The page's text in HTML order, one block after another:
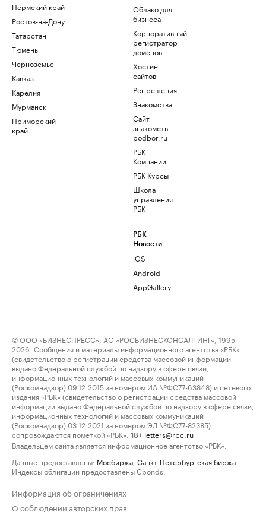
Пермский край
Ростов-на-Дону
Татарстан
Тюмень
Черноземье
Кавказ
Карелия
Мурманск
Приморский
край
Облако для
бизнеса
Корпоративный
регистратор
доменов
Хостинг
сайтов
Рег.решения
Знакомства
Сайт
знакомств
podbor.ru
РБК
Компании
РБК Курсы
Школа
управления
РБК
РБК
Новости
iOS
Android
AppGallery
© ООО «БИЗНЕСПРЕСС», АО «РОСБИЗНЕСКОНСАЛТИНГ», 1995–
2026. Сообщения и материалы информационного агентства «РБК»
(свидетельство о регистрации средства массовой информации
выдано Федеральной службой по надзору в сфере связи,
информационных технологий и массовых коммуникаций
(Роскомнадзор) 09.12.2015 за номером ИА №ФС77-63848) и сетевого
издания «РБК» (свидетельство о регистрации средства массовой
информации выдано Федеральной службой по надзору в сфере связи,
информационных технологий и массовых коммуникаций
(Роскомнадзор) 03.12.2021 за номером ЭЛ №ФС77-82385)
сопровождаются пометкой «РБК».
18+ letters@rbc.ru
Владельцем сайта является информационное агентство «РБК».
Данные предоставлены: Мосбиржа Санкт-Петербургская биржа
Индексы облигаций предоставлены Cbonds.
Информация об ограничениях
О соблюдении авторских прав